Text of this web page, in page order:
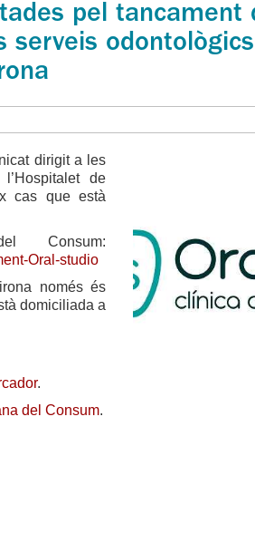
pel tancament
serveis
dirigit a les
de
cas que està
Consum:
Oral-studio
només és
domiciliada a
.
del Consum.